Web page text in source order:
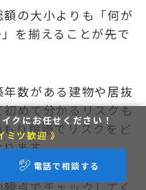
の大小よりも「何が
を揃えることが先で
数がある建物や居抜
めて分かるリスクも
り段階でリスクをど
ます。
クにお任せください！
ミツ歓迎 》
電話で相談する